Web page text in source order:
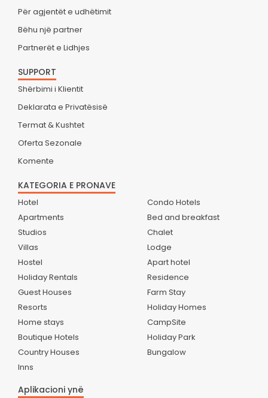
Për agjentët e udhëtimit
Bëhu një partner
Partnerët e Lidhjes
SUPPORT
Shërbimi i Klientit
Deklarata e Privatësisë
Termat & Kushtet
Oferta Sezonale
Komente
KATEGORIA E PRONAVE
Hotel
Apartments
Studios
Villas
Hostel
Holiday Rentals
Guest Houses
Resorts
Home stays
Boutique Hotels
Country Houses
Inns
Condo Hotels
Bed and breakfast
Chalet
Lodge
Apart hotel
Residence
Farm Stay
Holiday Homes
CampSite
Holiday Park
Bungalow
Aplikacioni ynë